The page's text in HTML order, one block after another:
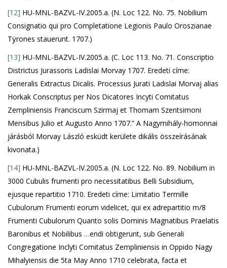
[12] HU-MNL-BAZVL-IV.2005.a. (N. Loc 122. No. 75. Nobilium
Consignatio qui pro Completatione Legionis Paulo Oroszianae
Tÿrones stauerunt. 1707.)
[13] HU-MNL-BAZVL-IV.2005.a. (C. Loc 113. No. 71. Conscriptio
Districtus Jurassoris Ladislai Morvay 1707. Eredeti címe:
Generalis Extractus Dicalis. Processus Jurati Ladislai Morvaj alias
Horkak Conscriptus per Nos Dicatores Incyti Comitatus
Zempliniensis Franciscum Szirmaj et Thomam Szentsimoni
Mensibus Julio et Augusto Anno 1707.” A Nagymihály-homonnai
járásból Morvay László esküdt kerülete dikális összeírásának
kivonata.)
[14] HU-MNL-BAZVL-IV.2005.a. (N. Loc 122. No. 89. Nobilium in
3000 Cubulis frumenti pro necessitatibus Belli Subsidium,
ejusque repartitio 1710. Eredeti címe: Limitatio Termille
Cubulorum Frumenti eorum videlicet, qui ex adrepartitio m/8
Frumenti Cubulorum Quanto solis Dominis Magnatibus Praelatis
Baronibus et Nobilibus …endi obtigerunt, sub Generali
Congregatione Inclyti Comitatus Zempliniensis in Oppido Nagy
Mihalyiensis die 5ta May Anno 1710 celebrata, facta et